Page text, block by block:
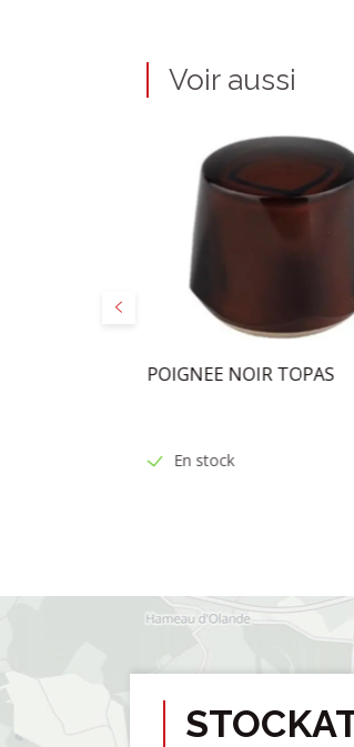
Voir aussi
Précédent
POIGNEE NOIR TOPAS
En stock